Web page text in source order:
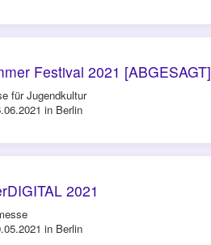
Festival 2021 [ABGESAGT]
für Jugendkultur
in Berlin
2021
in Berlin